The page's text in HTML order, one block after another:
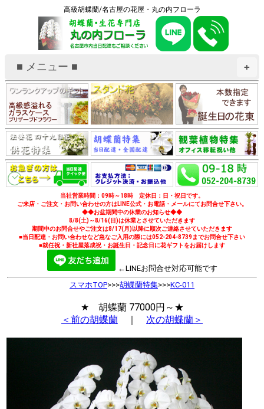
高級胡蝶蘭/名古屋の花屋・丸の内フローラ
+
■ メニュー ■
当社営業時間：09時～18時 定休日：日・祝日です。
ご来店・ご注文・お問い合わせの方はLINE公式・お電話・メールにてお問合せ下さい。
◆◆お盆期間中の休業のお知らせ◆◆
8/8(土)～8/16(日)は休業とさせていただきます
期間中のお問合せやご注文は8/17(月)以降に順次ご連絡させていただきます
■当日配達・お問い合わせなど急なご入用の際には052-204-8739までお問合せ下さい
■就任祝・新社屋落成祝・お誕生日・記念日に花ギフトをお届けします
←LINEお問合せ対応可能です
スマホTOP>>>胡蝶蘭特集>>>KC-011
★ 胡蝶蘭 77000円～★
＜前の胡蝶蘭 ｜ 次の胡蝶蘭＞